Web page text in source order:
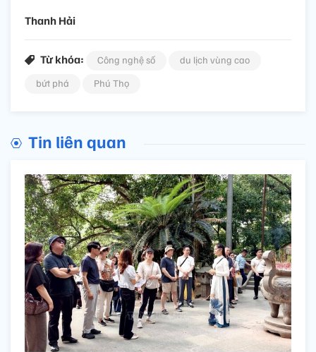
Thanh Hải
Từ khóa: Công nghệ số
du lịch vùng cao
bứt phá
Phú Thọ
Tin liên quan